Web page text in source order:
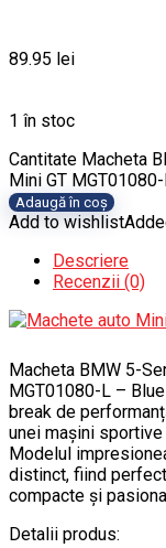
89.95 lei
1 în stoc
Cantitate Macheta
Mini GT
Adaugă în coș
Add to wishlist
Descriere
Recenzii (0)
Macheta BMW 5-
MGT01080-L –
break de
unei mașini
Modelul
distinct, fiind
compacte și
Detalii produs: